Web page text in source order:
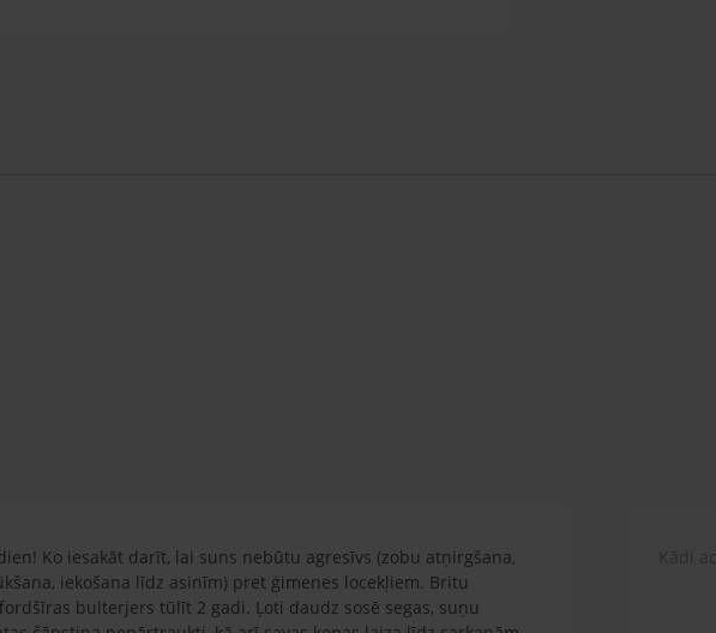
Ko iesakāt darīt, lai suns nebūtu agresīvs (zobu atņirgšana,
iekošana līdz asinīm) pret ģimenes locekļiem. Britu
bulterjers tūlīt 2 gadi. Ļoti daudz sosē segas, suņu